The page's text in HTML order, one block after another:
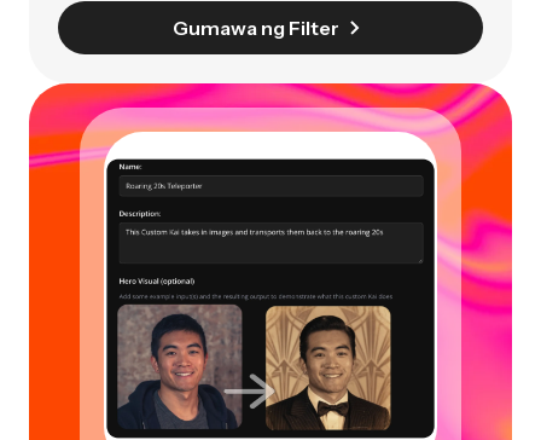
Gumawa ng Filter